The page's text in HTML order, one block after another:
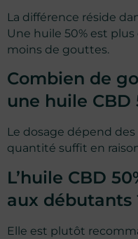
La différence réside
Une huile 50% est
moins de gouttes.
Combien de
une huile CBD
Le dosage dépend
quantité suffit en
L’huile CBD
aux débutants
Elle est plutôt